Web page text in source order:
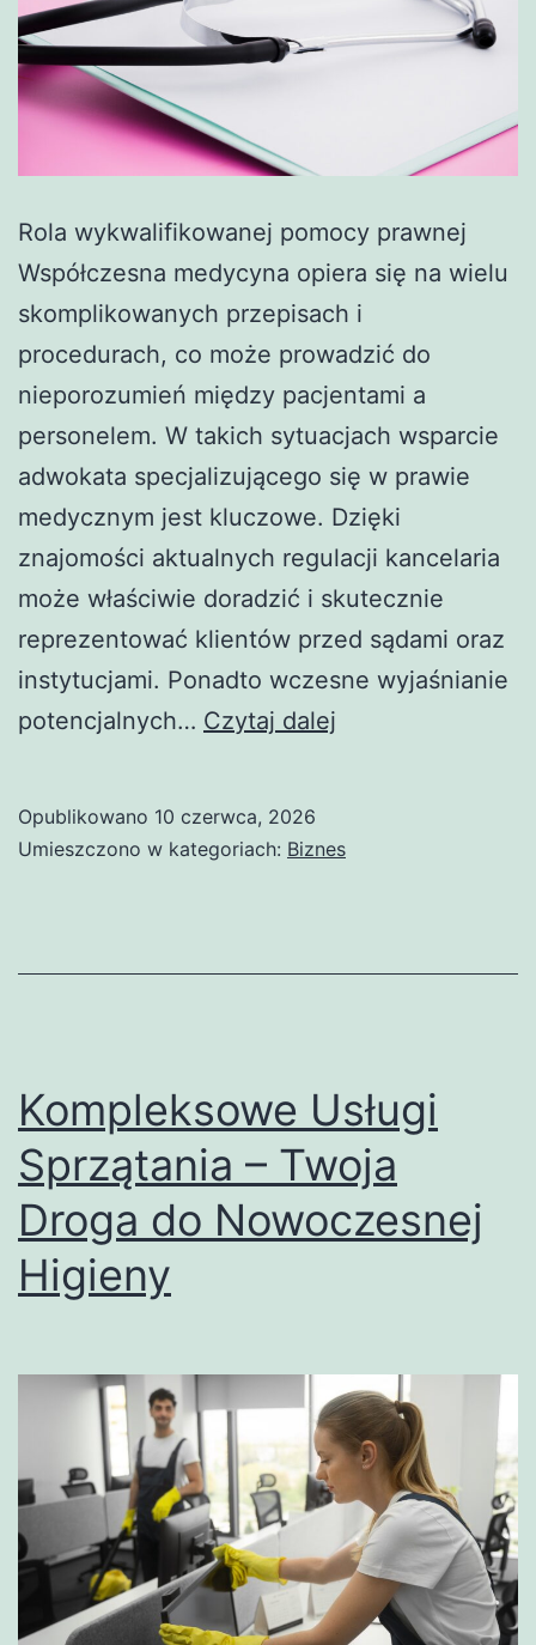
Rola wykwalifikowanej pomocy prawnej
Współczesna medycyna opiera się na wielu
skomplikowanych przepisach i
procedurach, co może prowadzić do
nieporozumień między pacjentami a
personelem. W takich sytuacjach wsparcie
adwokata specjalizującego się w prawie
medycznym jest kluczowe. Dzięki
znajomości aktualnych regulacji kancelaria
może właściwie doradzić i skutecznie
reprezentować klientów przed sądami oraz
instytucjami. Ponadto wczesne wyjaśnianie
potencjalnych… Czytaj dalej
spraw
placówek
Opublikowano 10 czerwca, 2026
Umieszczono w kategoriach: Biznes
Kompleksowe Usługi
Sprzątania – Twoja
Droga do Nowoczesnej
Higieny